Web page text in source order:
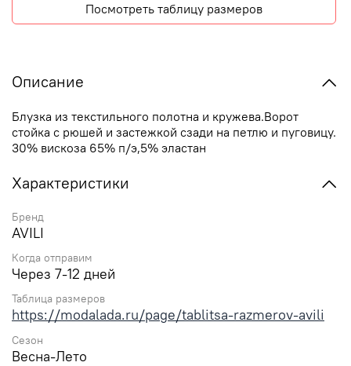
Посмотреть таблицу размеров
Описание
Блузка из текстильного полотна и кружева.Ворот
стойка с рюшей и застежкой сзади на петлю и пуговицу.
30% вискоза 65% п/э,5% эластан
Характеристики
Бренд
AVILI
Когда отправим
Через 7-12 дней
Таблица размеров
https://modalada.ru/page/tablitsa-razmerov-avili
Сезон
Весна-Лето